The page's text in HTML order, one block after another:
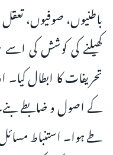
باطنیوں، صوفیوں،
کھیلنے کی کوشش کی
تحریفات کا ابطال
کے اصول و ضابطے بنے۔
طے ہوا۔ استنباط